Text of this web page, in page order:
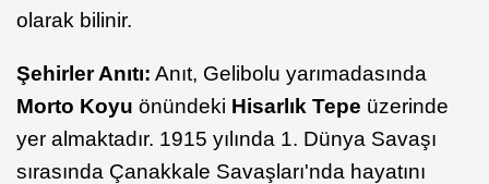
olarak bilinir.
Şehirler Anıtı: Anıt, Gelibolu yarımadasında
Morto Koyu önündeki Hisarlık Tepe üzerinde
yer almaktadır. 1915 yılında 1. Dünya Savaşı
sırasında Çanakkale Savaşları'nda hayatını